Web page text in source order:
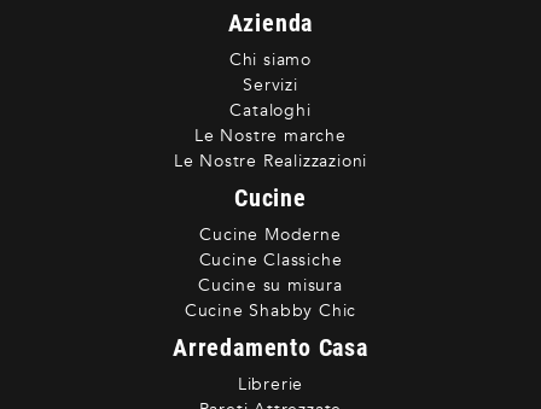
Azienda
Chi siamo
Servizi
Cataloghi
Le Nostre marche
Le Nostre Realizzazioni
Cucine
Cucine Moderne
Cucine Classiche
Cucine su misura
Cucine Shabby Chic
Arredamento Casa
Librerie